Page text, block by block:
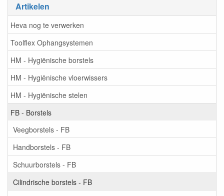
Artikelen
Heva nog te verwerken
Toolflex Ophangsystemen
HM - Hygiënische borstels
HM - Hygiënische vloerwissers
HM - Hygiënische stelen
FB - Borstels
Veegborstels - FB
Handborstels - FB
Schuurborstels - FB
Cilindrische borstels - FB